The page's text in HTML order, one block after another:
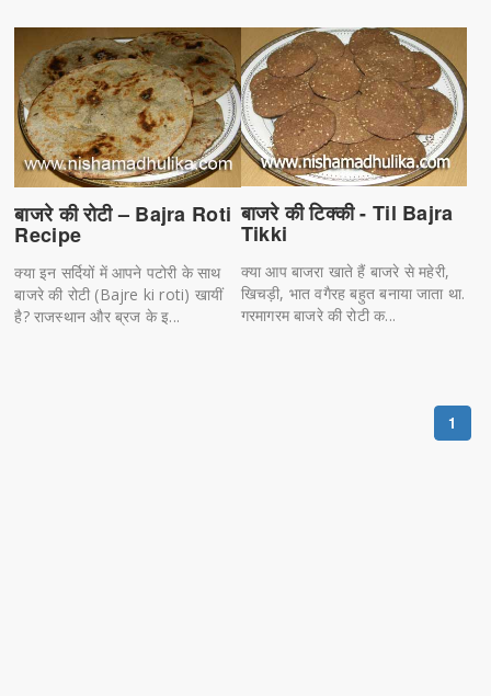
बाजरे की रोटी – Bajra Roti
Recipe
क्या इन सर्दियों में आपने पटोरी के साथ
बाजरे की रोटी (Bajre ki roti) खायीं
है? राजस्थान और ब्रज के इ...
बाजरे की टिक्की - Til Bajra
Tikki
क्या आप बाजरा खाते हैं बाजरे से महेरी,
खिचड़ी, भात वगैरह बहुत बनाया जाता था.
गरमागरम बाजरे की रोटी क...
1